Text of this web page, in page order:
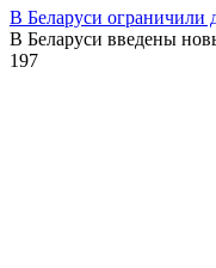
В Беларуси ограничили
В Беларуси введены
197